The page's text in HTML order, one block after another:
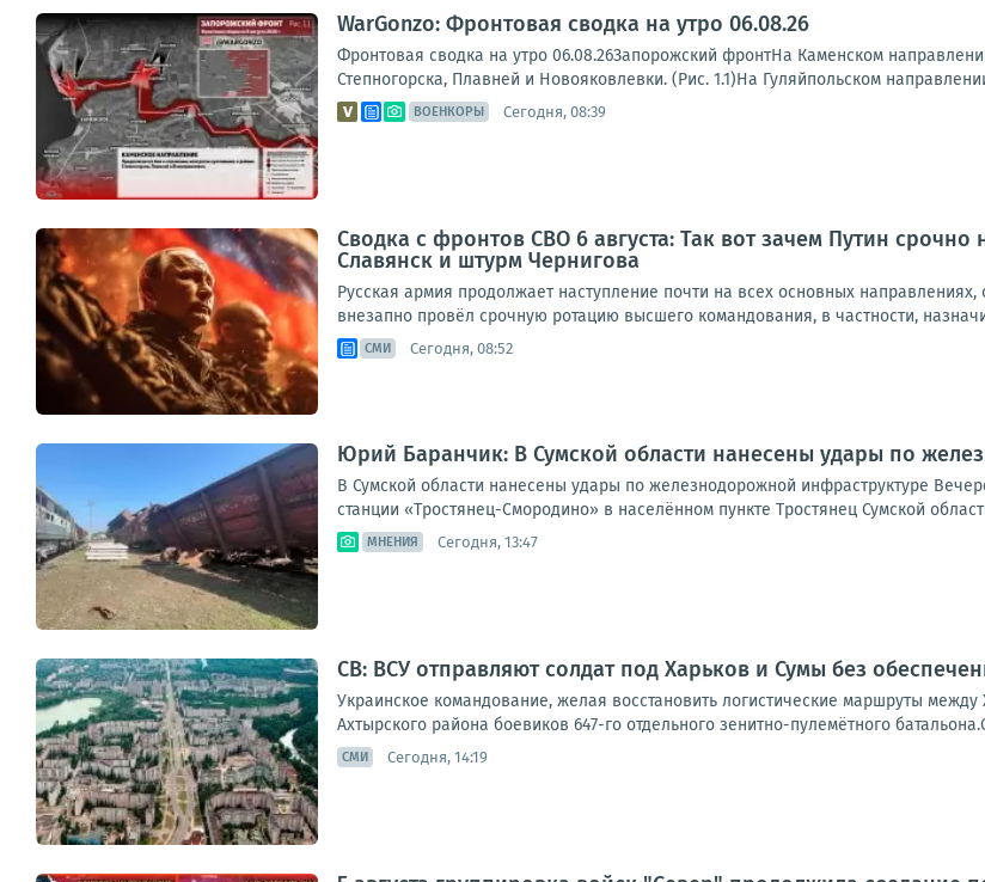
WarGonzo: Фронтовая сводка на утро 06.08.26
Фронтовая сводка на утро 06.08.26Запорожский фронтНа Каменском
Степногорска, Плавней и Новояковлевки. (Рис. 1.1)На Гуляйпольском
ВОЕНКОРЫ Сегодня, 08:39
Сводка с фронтов СВО 6 августа: Так вот зачем Путин
Славянск и штурм Чернигова
Русская армия продолжает наступление почти на всех основных
внезапно провёл срочную ротацию высшего командования, в частности,
СМИ Сегодня, 08:52
Юрий Баранчик: В Сумской области нанесены удары по
В Сумской области нанесены удары по железнодорожной инфраструктуре
станции «Тростянец-Смородино» в населённом пункте Тростянец Сумской
МНЕНИЯ Сегодня, 13:47
СВ: ВСУ отправляют солдат под Харьков и Сумы без
Украинское командование, желая восстановить логистические маршруты
Ахтырского района боевиков 647-го отдельного зенитно-пулемётного
СМИ Сегодня, 14:19